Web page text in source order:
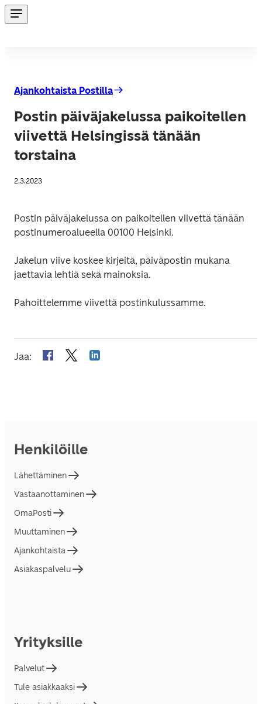
Ajankohtaista Postilla
Postin päiväjakelussa paikoitellen
viivettä Helsingissä tänään
torstaina
2.3.2023
Postin päiväjakelussa on paikoitellen viivettä tänään
postinumeroalueella 00100 Helsinki.
Jakelun viive koskee kirjeitä, päiväpostin mukana
jaettavia lehtiä sekä mainoksia.
Pahoittelemme viivettä postinkulussamme.
Jaa:
Henkilöille
Lähettäminen
Vastaanottaminen
OmaPosti
Muuttaminen
Ajankohtaista
Asiakaspalvelu
Yrityksille
Palvelut
Tule asiakkaaksi